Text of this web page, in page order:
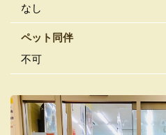
なし
ペット同伴
不可